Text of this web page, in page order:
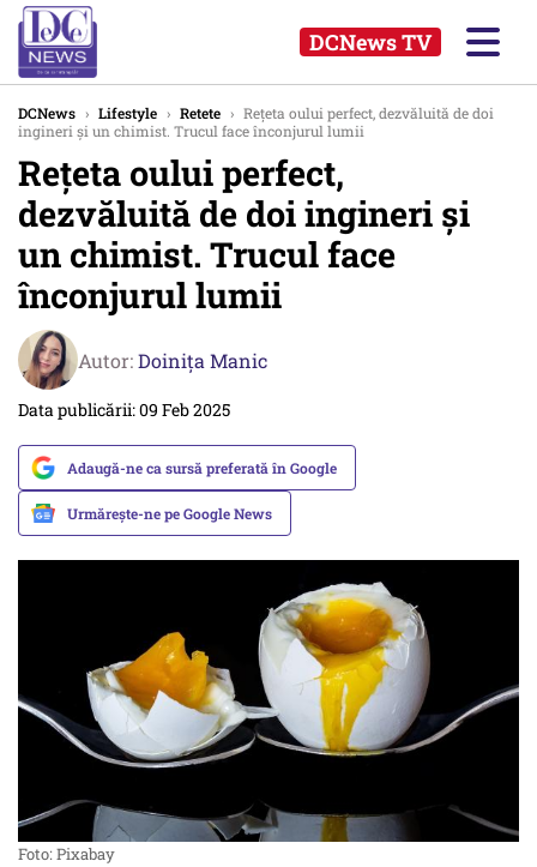
DCNews TV
DCNews › Lifestyle › Retete › Rețeta oului perfect, dezvăluită de doi
ingineri și un chimist. Trucul face înconjurul lumii
Rețeta oului perfect,
dezvăluită de doi ingineri și
un chimist. Trucul face
înconjurul lumii
Autor:Doinița Manic
Data publicării: 09 Feb 2025
Adaugă-ne ca sursă preferată în Google
Urmărește-ne pe Google News
Foto: Pixabay